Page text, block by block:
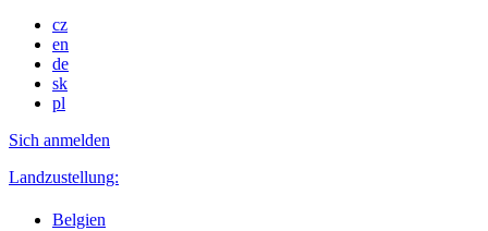
cz
en
de
sk
pl
Sich anmelden
Landzustellung:
Belgien